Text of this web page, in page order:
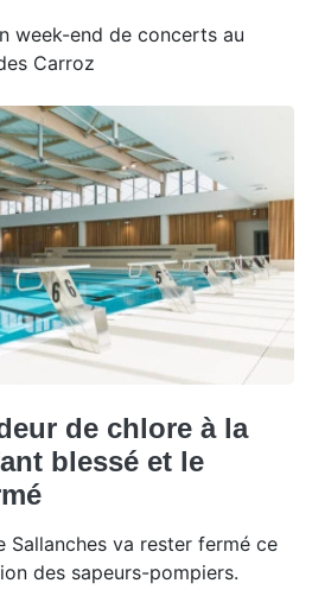
week-end de concerts au
Carroz
de chlore à la
blessé et le
Sallanches va rester fermé ce
des sapeurs-pompiers.